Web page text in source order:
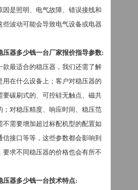
因是照明、电气故障、错误接线和
些波动可能会导致电气设备或电器
压器多少钱一台厂家报价指导参数:
款最适合的稳压器，我们还需了解
用在什么设备上；客户对稳压器的
要碳刷式的、可控硅无触点、磁共
；对稳压精度、响应时间、稳压范
不需要增加超过标配机型的配置如
信接口等等，这些参数都会影响到
要求不同稳压器的价格也会有所不
压器多少钱一台技术特点: